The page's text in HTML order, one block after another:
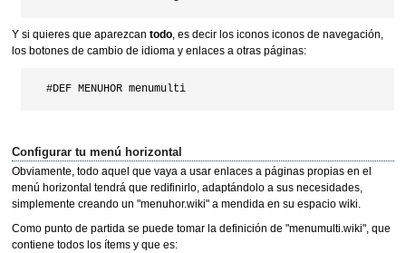
Y si quieres que aparezcan todo, es decir los iconos iconos de navegación,
los botones de cambio de idioma y enlaces a otras páginas:
Configurar tu menú horizontal
Obviamente, todo aquel que vaya a usar enlaces a páginas propias en el
menú horizontal tendrá que redifinirlo, adaptándolo a sus necesidades,
simplemente creando un "menuhor.wiki" a mendida en su espacio wiki.
Como punto de partida se puede tomar la definición de "menumulti.wiki", que
contiene todos los ítems y que es: